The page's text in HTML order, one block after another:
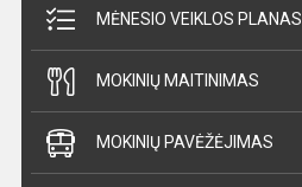
MĖNESIO VEIKLOS PLANAS
MOKINIŲ MAITINIMAS
MOKINIŲ PAVĖŽĖJIMAS